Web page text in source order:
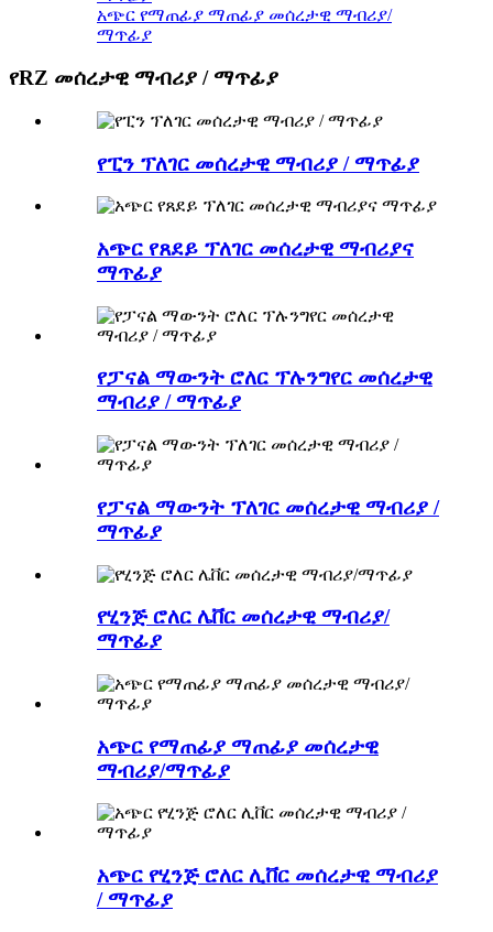
አጭር የማጠፊያ ማጠፊያ መሰረታዊ ማብሪያ/
ማጥፊያ
የRZ መሰረታዊ ማብሪያ / ማጥፊያ
የፒን ፕለገር መሰረታዊ ማብሪያ / ማጥፊያ
አጭር የጸደይ ፕለገር መሰረታዊ ማብሪያና
ማጥፊያ
የፓናል ማውንት ሮለር ፕሉንግየር መሰረታዊ
ማብሪያ / ማጥፊያ
የፓናል ማውንት ፕለገር መሰረታዊ ማብሪያ /
ማጥፊያ
የሂንጅ ሮለር ሌቨር መሰረታዊ ማብሪያ/
ማጥፊያ
አጭር የማጠፊያ ማጠፊያ መሰረታዊ
ማብሪያ/ማጥፊያ
አጭር የሂንጅ ሮለር ሊቨር መሰረታዊ ማብሪያ
/ ማጥፊያ